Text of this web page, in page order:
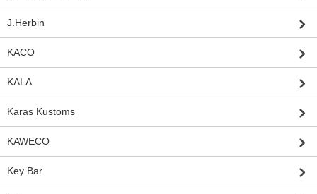
J.Herbin
KACO
KALA
Karas Kustoms
KAWECO
Key Bar